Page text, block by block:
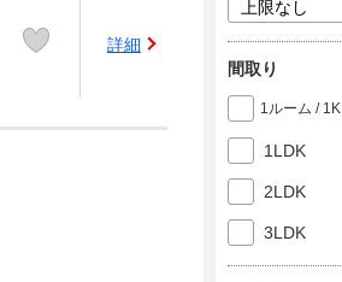
詳細
間取り
1ルーム / 1K
1LDK
2LDK
3LDK